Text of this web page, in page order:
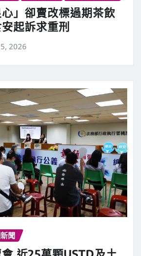
」卻賣改標過期茶飲
起訴求重刑
2026
聞